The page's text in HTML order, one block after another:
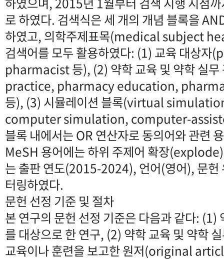
로 하였다. 검색식은 세 개의 개념 블록을
하였고, 의학주제표목(medical subject
검색어를 모두 활용하였다: (1) 교육 대상
pharmacist 등), (2) 약학 교육 및 약학 실
practice, pharmacy education,
등), (3) 시뮬레이션 블록(virtual
computer simulation, computer-
블록 내에서는 OR 연산자로 동의어와 관련
MeSH 용어에는 하위 주제어 확장
는 출판 연도(2015-2024), 언어(영어), 문헌
터링하였다.
문헌 선정 기준 및 절차
본 연구의 문헌 선정 기준은 다음과 같다: (1)
를 대상으로 한 연구, (2) 약학 교육 및 약학
교육이나 훈련을 보고한 원저(original